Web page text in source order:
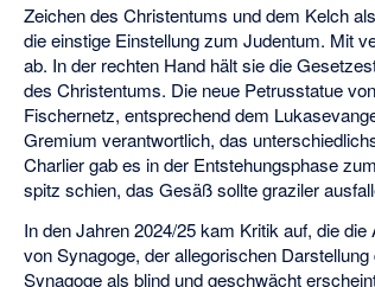
Zeichen des Christentums und dem Kelch
die einstige Einstellung zum Judentum. Mit
ab. In der rechten Hand hält sie die
des Christentums. Die neue Petrusstatue
Fischernetz, entsprechend dem
Gremium verantwortlich, das
Charlier gab es in der Entstehungsphase
spitz schien, das Gesäß sollte graziler
In den Jahren 2024/25 kam Kritik auf, die
von Synagoge, der allegorischen
Synagoge als blind und geschwächt